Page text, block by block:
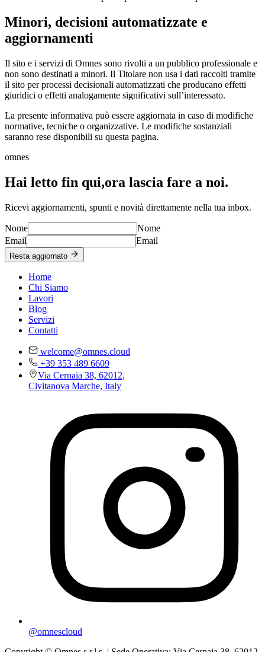
Minori, decisioni automatizzate e
aggiornamenti
Il sito e i servizi di Omnes sono rivolti a un pubblico professionale e
non sono destinati a minori. Il Titolare non usa i dati raccolti tramite
il sito per processi decisionali automatizzati che producano effetti
giuridici o effetti analogamente significativi sull’interessato.
La presente informativa può essere aggiornata in caso di modifiche
normative, tecniche o organizzative. Le modifiche sostanziali
saranno rese disponibili su questa pagina.
omnes
Hai letto fin qui,ora lascia fare a noi.
Ricevi aggiornamenti, spunti e novità direttamente nella tua inbox.
Nome
Nome
Email
Email
Resta aggiornato
Home
Chi Siamo
Lavori
Blog
Servizi
Contatti
welcome@omnes.cloud
+39 353 489 6609
Via Cernaia 38, 62012,
Civitanova Marche, Italy
@omnescloud